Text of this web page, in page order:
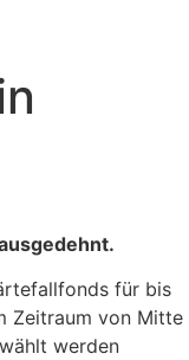
für bis
Zeitraum von Mitte
werden